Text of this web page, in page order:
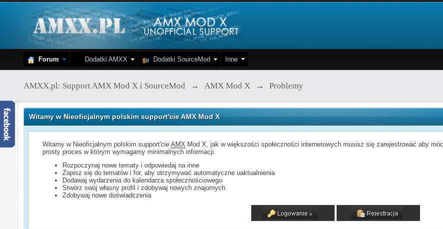
Forum Dodatki AMXX Dodatki SourceMod Inne
AMXX.pl: Support AMX Mod X i SourceMod → AMX Mod X → Problemy
Witamy w Nieoficjalnym polskim support'cie AMX Mod X
Witamy w Nieoficjalnym polskim support'cieAMX Mod X, jak w większości społeczności internetowych musisz się zarejestrować aby
prosty proces w którym wymagamy minimalnych informacji.
Rozpoczynaj nowe tematy i odpowiedaj na inne
Zapisz się do tematów i for, aby otrzymywać automatyczne uaktualnienia
Dodawaj wydarzenia do kalendarza społecznościowego
Stwórz swój własny profil i zdobywaj nowych znajomych
Zdobywaj nowe doświadczenia